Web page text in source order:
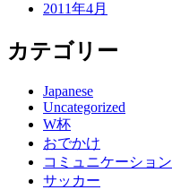
2011年4月
カテゴリー
Japanese
Uncategorized
W杯
おでかけ
コミュニケーション
サッカー